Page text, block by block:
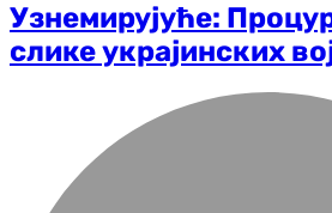
Узнемирујуће:
слике украјинских